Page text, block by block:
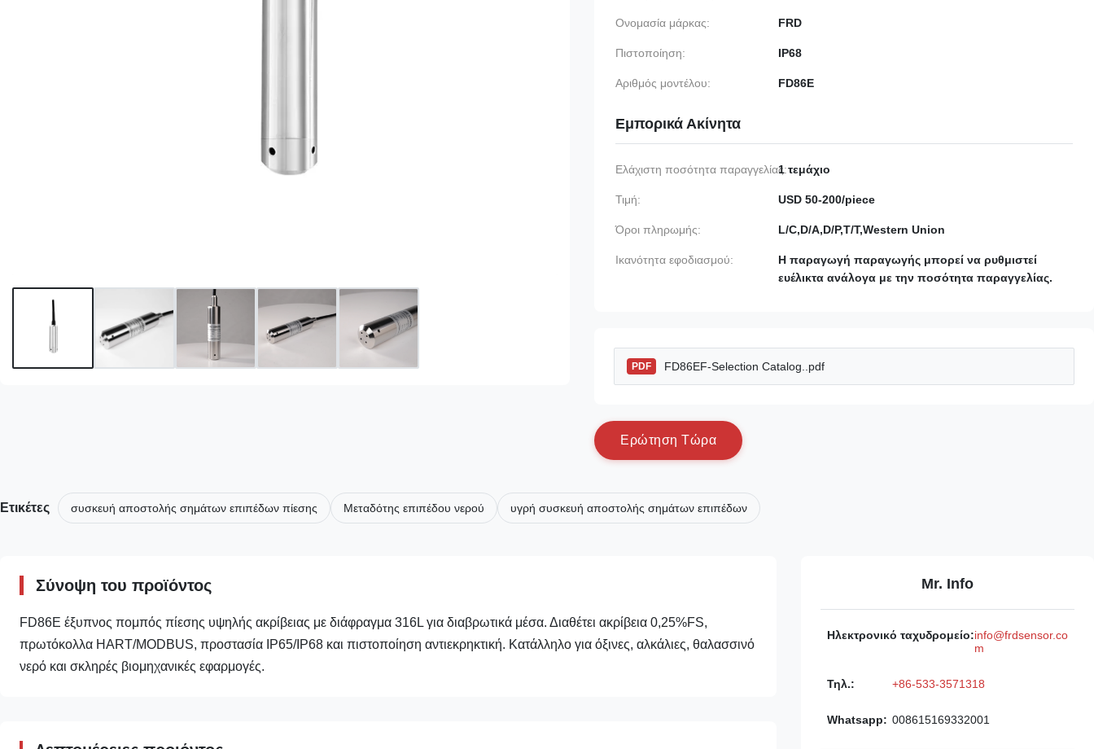
Ονομασία μάρκας: FRD
Πιστοποίηση: IP68
Αριθμός μοντέλου: FD86E
Εμπορικά Ακίνητα
Ελάχιστη ποσότητα παραγγελίας:1 τεμάχιο
Τιμή: USD 50-200/piece
Όροι πληρωμής: L/C,D/A,D/P,T/T,Western Union
Ικανότητα εφοδιασμού:
Η παραγωγή παραγωγής μπορεί να ρυθμιστεί
ευέλικτα ανάλογα με την ποσότητα παραγγελίας.
PDF FD86EF-Selection Catalog..pdf
Ερώτηση Τώρα
Ετικέτες συσκευή αποστολής σημάτων επιπέδων πίεσης Μεταδότης επιπέδου νερού υγρή συσκευή αποστολής σημάτων επιπέδων
Σύνοψη του προϊόντος
FD86E έξυπνος πομπός πίεσης υψηλής ακρίβειας με διάφραγμα 316L για διαβρωτικά μέσα. Διαθέτει ακρίβεια 0,25%FS,
πρωτόκολλα HART/MODBUS, προστασία IP65/IP68 και πιστοποίηση αντιεκρηκτική. Κατάλληλο για όξινες, αλκάλιες, θαλασσινό
νερό και σκληρές βιομηχανικές εφαρμογές.
Mr. Info
Ηλεκτρονικό ταχυδρομείο:info@frdsensor.co
m
Τηλ.: +86-533-3571318
Whatsapp: 008615169332001